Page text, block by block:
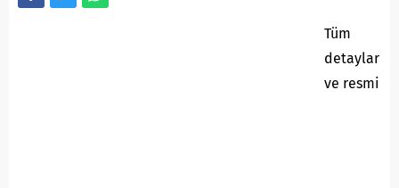
Tüm
detaylar
ve resmi